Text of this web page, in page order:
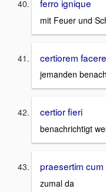
ferro ignique
mit Feuer und
certiorem facere
jemanden
certior fieri
benachrichtigt
praesertim cum
zumal da